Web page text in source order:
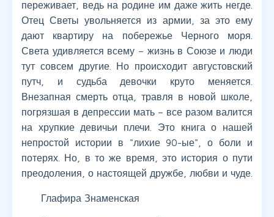
переживает, ведь на родине им даже жить негде.
Отец Светы увольняется из армии, за это ему
дают квартиру на побережье Черного моря.
Света удивляется всему – жизнь в Союзе и люди
тут совсем другие. Но происходит августовский
путч, и судьба девочки круто меняется.
Внезапная смерть отца, травля в новой школе,
погрязшая в депрессии мать – все разом валится
на хрупкие девичьи плечи. Это книга о нашей
непростой истории в "лихие 90-ые", о боли и
потерях. Но, в то же время, это история о пути
преодоления, о настоящей дружбе, любви и чуде.
Глафира Знаменская